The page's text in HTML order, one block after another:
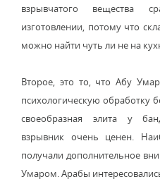
взрывчатого вещества
изготовлении, потому что
можно найти чуть ли не на
Второе, это то, что Абу
психологическую обработку
своеобразная элита у
взрывник очень ценен.
получали дополнительное
Умаром. Арабы